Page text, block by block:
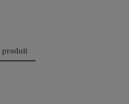
produit